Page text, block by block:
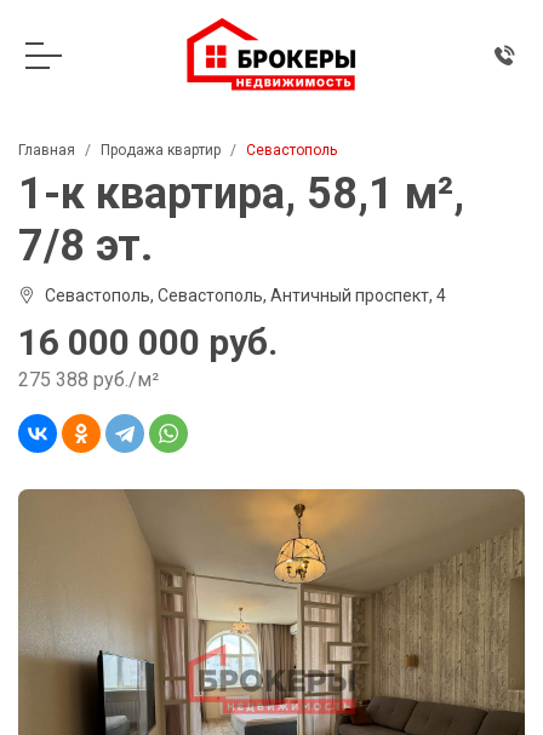
Главная Продажа квартир Севастополь
1-к квартира, 58,1 м²,
7/8 эт.
Севастополь, Севастополь, Античный проспект, 4
16 000 000 руб.
275 388 руб./м²